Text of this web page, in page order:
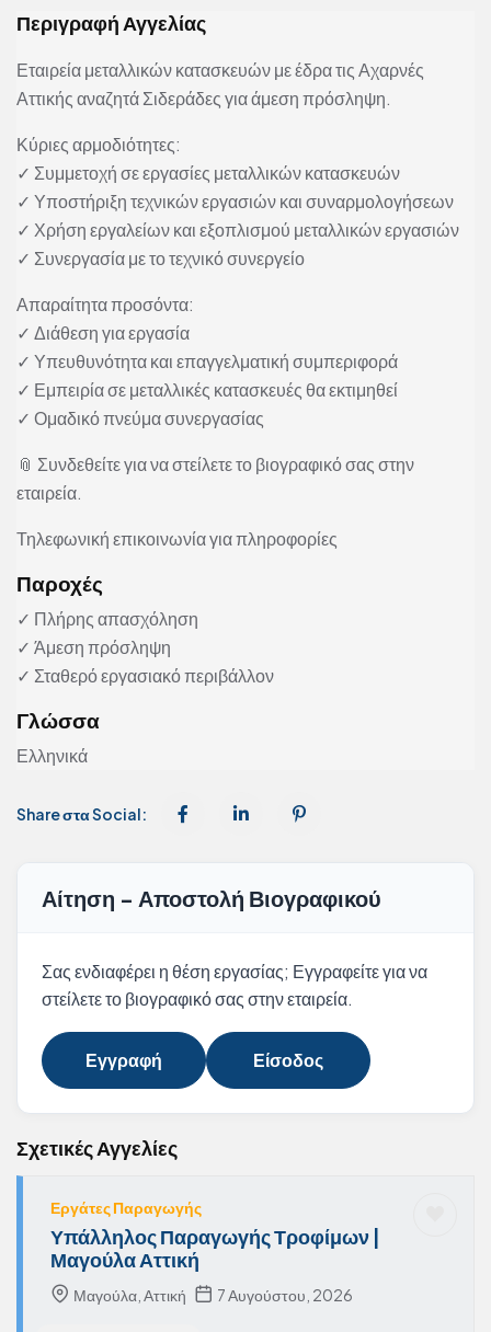
Περιγραφή Αγγελίας
Εταιρεία μεταλλικών κατασκευών με έδρα τις Αχαρνές
Αττικής αναζητά Σιδεράδες για άμεση πρόσληψη.
Κύριες αρμοδιότητες:
✓ Συμμετοχή σε εργασίες μεταλλικών κατασκευών
✓ Υποστήριξη τεχνικών εργασιών και συναρμολογήσεων
✓ Χρήση εργαλείων και εξοπλισμού μεταλλικών εργασιών
✓ Συνεργασία με το τεχνικό συνεργείο
Απαραίτητα προσόντα:
✓ Διάθεση για εργασία
✓ Υπευθυνότητα και επαγγελματική συμπεριφορά
✓ Εμπειρία σε μεταλλικές κατασκευές θα εκτιμηθεί
✓ Ομαδικό πνεύμα συνεργασίας
📎 Συνδεθείτε για να στείλετε το βιογραφικό σας στην
εταιρεία.
Τηλεφωνική επικοινωνία για πληροφορίες
Παροχές
✓ Πλήρης απασχόληση
✓ Άμεση πρόσληψη
✓ Σταθερό εργασιακό περιβάλλον
Γλώσσα
Ελληνικά
Share στα Social:
Αίτηση - Αποστολή Βιογραφικού
Σας ενδιαφέρει η θέση εργασίας; Εγγραφείτε για να
στείλετε το βιογραφικό σας στην εταιρεία.
Εγγραφή Είσοδος
Σχετικές Αγγελίες
Εργάτες Παραγωγής
Υπάλληλος Παραγωγής Τροφίμων |
Μαγούλα Αττική
Μαγούλα, Αττική 7 Αυγούστου, 2026